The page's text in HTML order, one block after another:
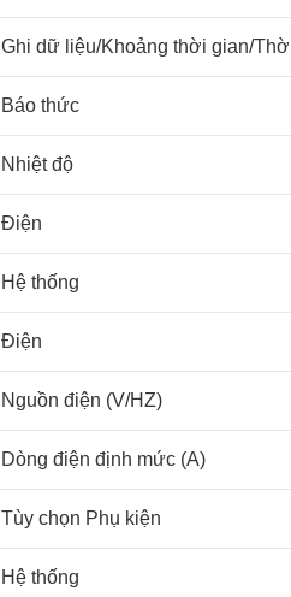
Ghi dữ liệu/Khoảng thời gian/
Báo thức
Nhiệt độ
Điện
Hệ thống
Điện
Nguồn điện (V/HZ)
Dòng điện định mức (A)
Tùy chọn Phụ kiện
Hệ thống